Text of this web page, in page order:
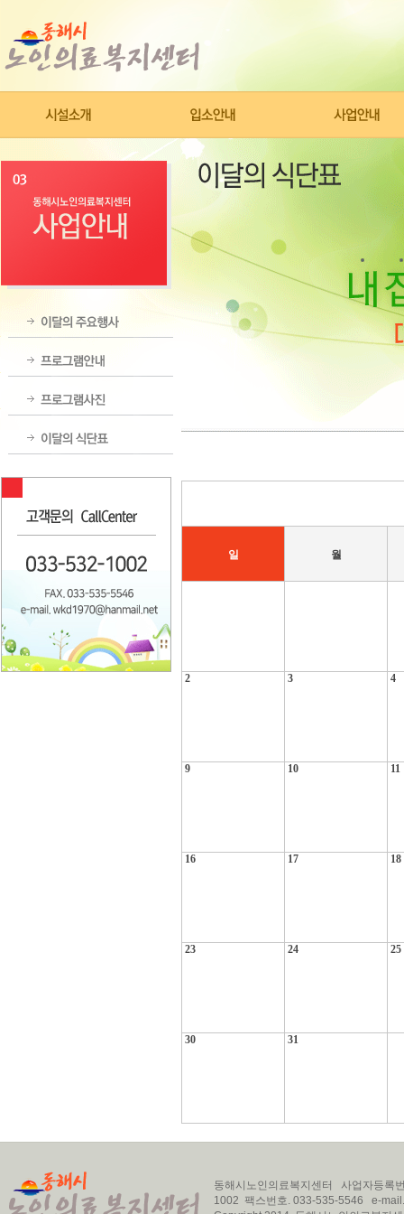
일 월
2 3 4
9 10 11
16 17 18
23 24 25
30 31
동해시노인의료복지센터 사업자등록
1002 팩스번호. 033-535-5546 e-